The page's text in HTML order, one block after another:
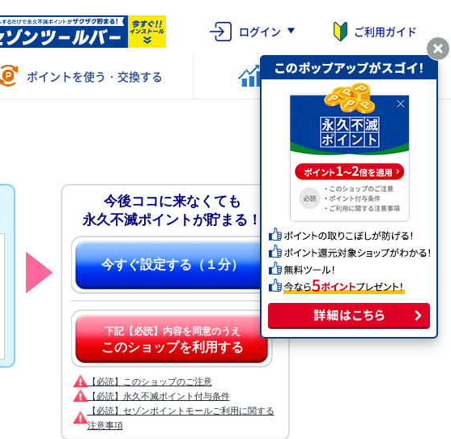
ログイン ご利用ガイド
ポイントを使う・交換する ポイントを運用する
今後ココに来なくても
永久不滅ポイントが貯まる！
今すぐ設定する（１分）
下記【必読】内容を同意のうえ
このショップを利用する
【必読】このショップのご注意
【必読】永久不滅ポイント付与条件
【必読】セゾンポイントモールご利用に関する
注意事項